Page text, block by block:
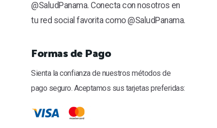
@SaludPanama. Conecta con nosotros en
tu red social favorita como @SaludPanama.
Formas de Pago
Sienta la confianza de nuestros métodos de
pago seguro. Aceptamos sus tarjetas preferidas: